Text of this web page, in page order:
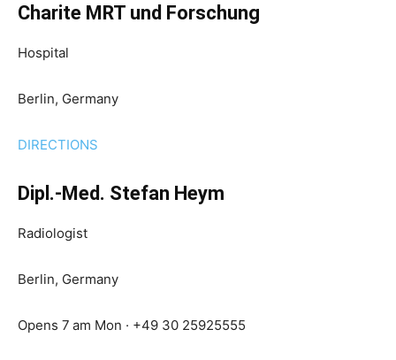
Charite MRT und Forschung
Hospital
Berlin, Germany
DIRECTIONS
Dipl.-Med. Stefan Heym
Radiologist
Berlin, Germany
Opens 7 am Mon · +49 30 25925555